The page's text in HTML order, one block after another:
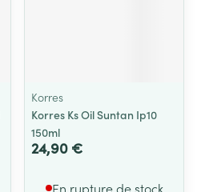
Korres
Korres Ks Oil Suntan Ip10
150ml
24,90 €
En rupture de stock